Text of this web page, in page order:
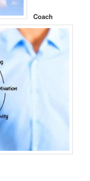
Coach